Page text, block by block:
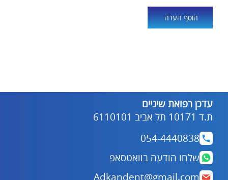
עדכן רפואת שיניים
ת.ד 10171 תל אביב 6110101
054-4440838
שלחו הודעה בוואטסאפ
Adkandent@gmail.com